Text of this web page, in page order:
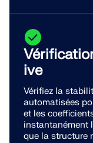
ive
Vérifiez la
automatisées
et les
instantanément
que la structure